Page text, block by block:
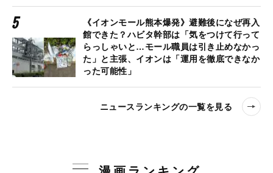
《イオンモール熊本爆発》避難後になぜ再入
館できた？ハビタ幹部は「気をつけて行って
らっしゃいと…モール職員は引き止めなかっ
た」と主張、イオンは「運用を徹底できなか
った可能性」
ニュースランキングの一覧を見る